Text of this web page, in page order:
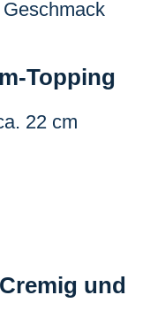
Topping
22 cm
und